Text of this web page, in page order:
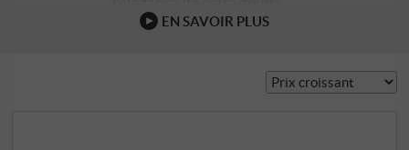
EN SAVOIR PLUS